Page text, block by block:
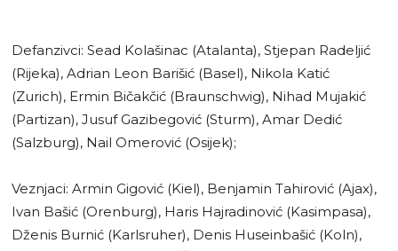
Defanzivci: Sead Kolašinac (Atalanta), Stjepan Radeljić
(Rijeka), Adrian Leon Barišić (Basel), Nikola Katić
(Zurich), Ermin Bičakčić (Braunschwig), Nihad Mujakić
(Partizan), Jusuf Gazibegović (Sturm), Amar Dedić
(Salzburg), Nail Omerović (Osijek);
Veznjaci: Armin Gigović (Kiel), Benjamin Tahirović (Ajax),
Ivan Bašić (Orenburg), Haris Hajradinović (Kasimpasa),
Dženis Burnić (Karlsruher), Denis Huseinbašić (Koln),